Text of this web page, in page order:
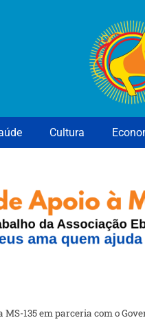
Cultura
135 em parceria com o